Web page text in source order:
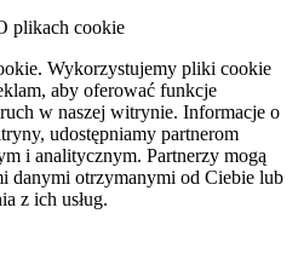
plikach cookie
Wykorzystujemy pliki cookie
aby oferować funkcje
w naszej witrynie. Informacje o
udostępniamy partnerom
i analitycznym. Partnerzy mogą
danymi otrzymanymi od Ciebie lub
z ich usług.